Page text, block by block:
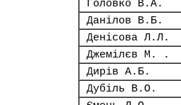
Головко В.А.
Данілов В.Б.
Денісова Л.Л.
Джемілєв М. .
Дирів А.Б.
Дубіль В.О.